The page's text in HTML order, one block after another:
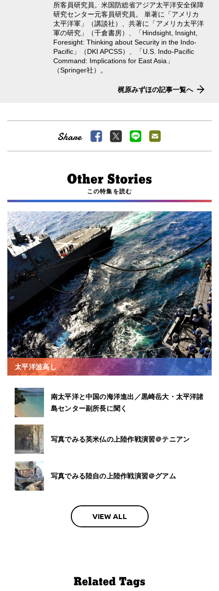
所客員研究員。米国防総省アジア太平洋安全保障
研究センター元客員研究員。 単著に「アメリカ
太平洋軍」（講談社）、共著に「アメリカ太平洋
軍の研究」（千倉書房）、「Hindsight, Insight,
Foresight: Thinking about Security in the Indo-
Pacific」（DKI APCSS）、「U.S. Indo-Pacific
Command: Implications for East Asia」
（Springer社）。
梶原みずほの記事一覧へ
この特集を読む
太平洋波高し
南太平洋と中国の海洋進出／黒崎岳大・太平洋諸
島センター副所長に聞く
写真でみる英米仏の上陸作戦演習＠テニアン
写真でみる陸自の上陸作戦演習＠グアム
VIEW ALL